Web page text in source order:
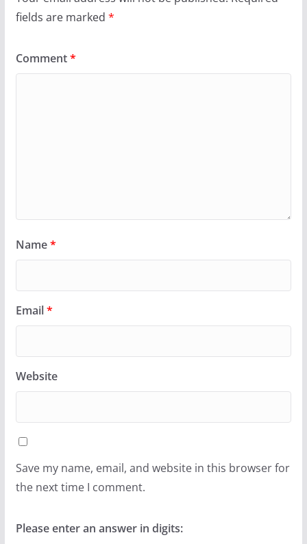
fields are marked *
Comment*
Name*
Email*
Website
Save my name, email, and website in this browser for
the next time I comment.
Please enter an answer in digits: